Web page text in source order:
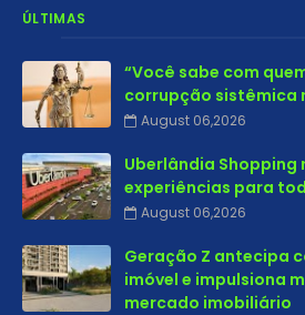
ÚLTIMAS
“Você sabe com
corrupção sistêmica
August 06,2026
Uberlândia Shopping
experiências para
August 06,2026
Geração Z antecipa
imóvel e impulsiona
mercado imobiliário